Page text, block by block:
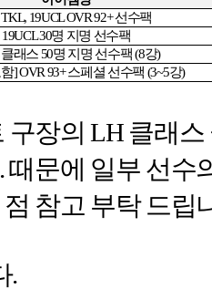
19UCL OVR 92+선수팩
19UCL 30명 지명 선수팩
클래스50명 지명 선수팩(8강)
] OVR 93+스페셜 선수팩 (3~5강)
구장의LH 클래스
.때문에 일부 선수
참고 부탁 드립
.